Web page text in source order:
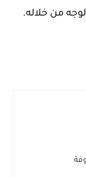
من خلاله.